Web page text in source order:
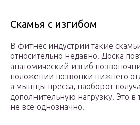
Скамья с изгибом
В фитнес индустрии такие
относительно недавно. Доска
анатомический изгиб
положении позвонки нижнего
а мышцы пресса, наоборот
дополнительную нагрузку. Это в
не все однозначно.